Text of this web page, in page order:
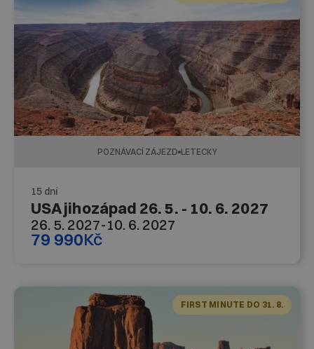
POZNÁVACÍ ZÁJEZD LETECKY
15 dní
USA jihozápad 26. 5. - 10. 6. 2027
26. 5. 2027-10. 6. 2027
79 990Kč
FIRST MINUTE DO 31. 8.